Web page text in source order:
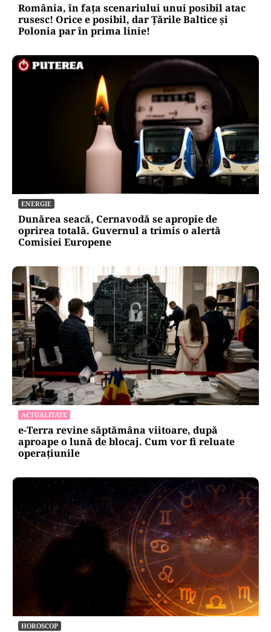
România, în fața scenariului unui posibil atac
rusesc! Orice e posibil, dar Țările Baltice și
Polonia par în prima linie!
ENERGIE
Dunărea seacă, Cernavodă se apropie de
oprirea totală. Guvernul a trimis o alertă
Comisiei Europene
ACTUALITATE
e-Terra revine săptămâna viitoare, după
aproape o lună de blocaj. Cum vor fi reluate
operațiunile
HOROSCOP